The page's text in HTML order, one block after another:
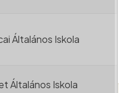
Általános Iskola
Általános Iskola